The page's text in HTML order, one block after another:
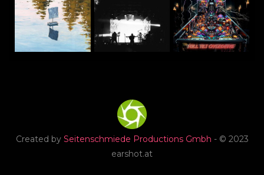
Created by Seitenschmiede Productions Gmbh - © 2023
earshot.at